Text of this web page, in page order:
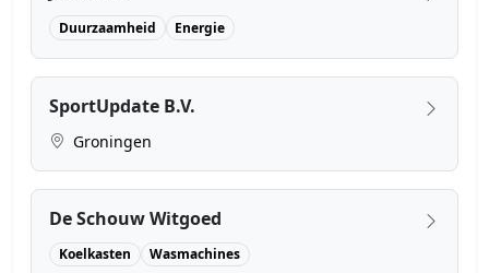
Duurzaamheid Energie
SportUpdate B.V.
Groningen
De Schouw Witgoed
Koelkasten Wasmachines